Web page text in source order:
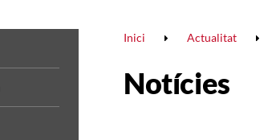
Inici Actualitat
Notícies